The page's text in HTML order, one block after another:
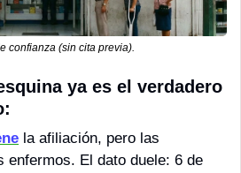
confianza (sin cita previa).
ya es el verdadero
la afiliación, pero las
enfermos. El dato duele: 6 de